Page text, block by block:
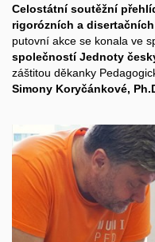
Celostátní soutěžní
rigorózních a
putovní akce se konala ve
společností Jednoty
záštitou děkanky
Simony Koryčánkové,